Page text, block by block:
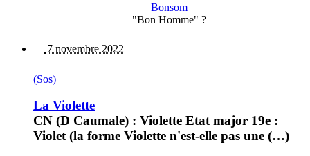
Bonsom
"Bon Homme" ?
7 novembre 2022
(Sos)
La Violette
CN (D Caumale) : Violette Etat major 19e :
Violet (la forme Violette n'est-elle pas une (…)